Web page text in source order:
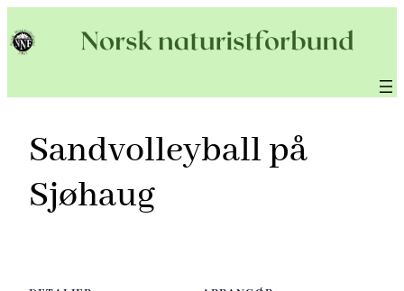
til
Sandvolleyball på
Sjøhaug